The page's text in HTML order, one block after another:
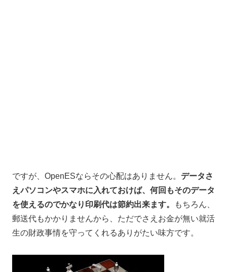
ですが、OpenESならその心配はありません。 データさ
えパソコンやスマホに入れておけば、何回もそのデータ
を使えるのでかなり印刷代は節約出来ます。
もちろん、
郵送代もかかりませんから、ただでさえお金が無い就活
生の財政事情を守ってくれるありがたい味方です。